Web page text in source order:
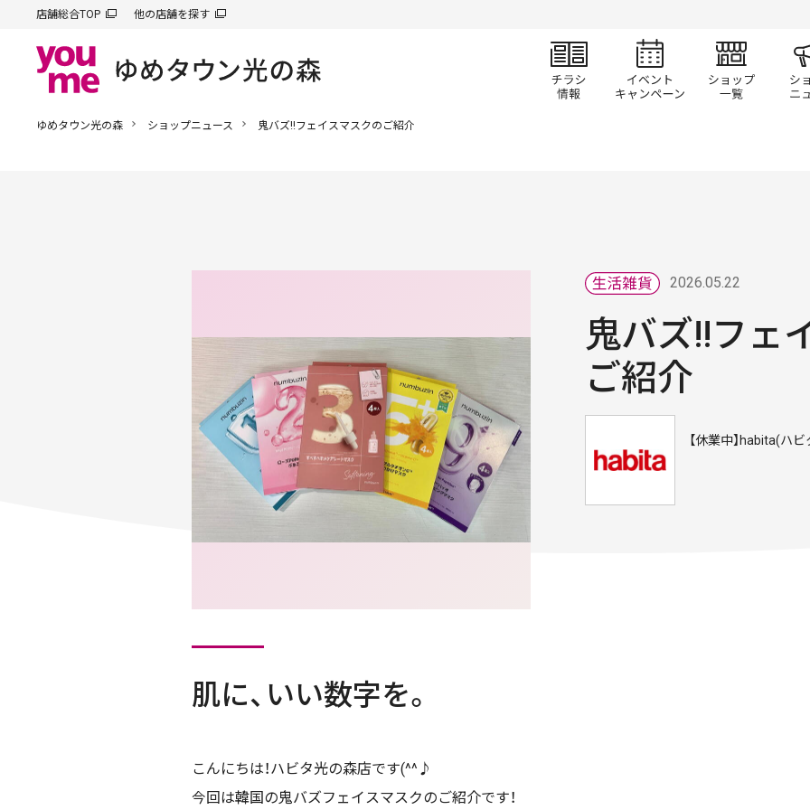
店舗総合TOP 他の店舗を探す
チラシ情報 イベント/キャン
ショ
ゆめタウン光の森 ショップニュース 鬼バズ!!フェイスマスクのご紹介
2026.05.22
鬼バズ!!フェ
ご紹介
【休業中】habita(ハビ
肌に、いい数字を。
こんにちは！ハビタ光の森店です(^^♪
今回は韓国の鬼バズフェイスマスクのご紹介です！